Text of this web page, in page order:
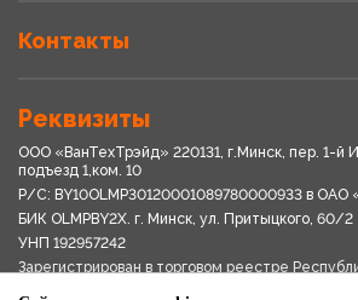
Контакты
Реквизиты
ООО «ВанТехТрэйд» 220131, г.Минск, пер. 1-й
подъезд 1,ком. 10
Р/С: BY10OLMP30120001089780000933 в OАО
БИК OLMPBY2X. г. Минск, ул. Притыцкого, 60/2
УНП 192957242
Зарегистрирован в торговом реестре